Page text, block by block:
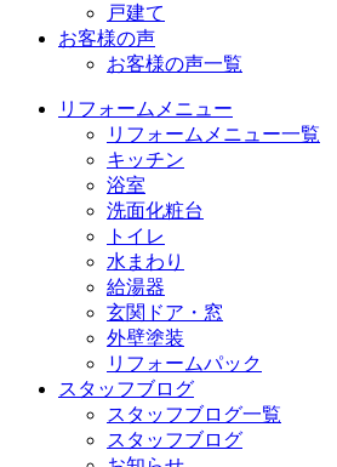
戸建て
お客様の声
お客様の声一覧
リフォームメニュー
リフォームメニュー一覧
キッチン
浴室
洗面化粧台
トイレ
水まわり
給湯器
玄関ドア・窓
外壁塗装
リフォームパック
スタッフブログ
スタッフブログ一覧
スタッフブログ